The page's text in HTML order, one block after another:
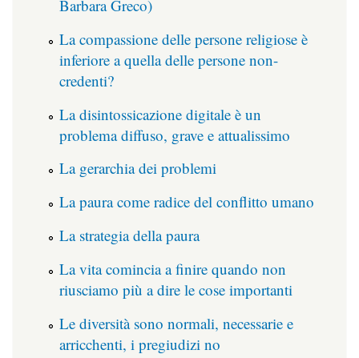
Barbara Greco)
La compassione delle persone religiose è
inferiore a quella delle persone non-
credenti?
La disintossicazione digitale è un
problema diffuso, grave e attualissimo
La gerarchia dei problemi
La paura come radice del conflitto umano
La strategia della paura
La vita comincia a finire quando non
riusciamo più a dire le cose importanti
Le diversità sono normali, necessarie e
arricchenti, i pregiudizi no